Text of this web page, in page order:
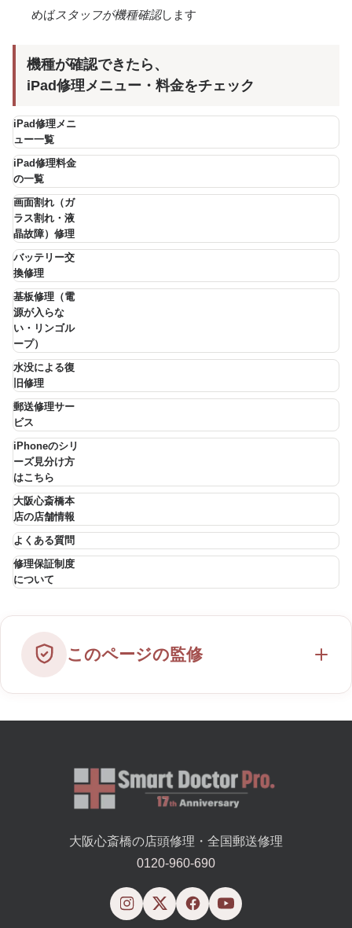
めばスタッフが機種確認します
機種が確認できたら、
iPad修理メニュー・料金をチェック
iPad修理メニ
ュー一覧
iPad修理料金
の一覧
画面割れ（ガ
ラス割れ・液
晶故障）修理
バッテリー交
換修理
基板修理（電
源が入らな
い・リンゴル
ープ）
水没による復
旧修理
郵送修理サー
ビス
iPhoneのシリ
ーズ見分け方
はこちら
大阪心斎橋本
店の店舗情報
よくある質問
修理保証制度
について
このページの監修
大阪心斎橋の店頭修理・全国郵送修理
0120-960-690